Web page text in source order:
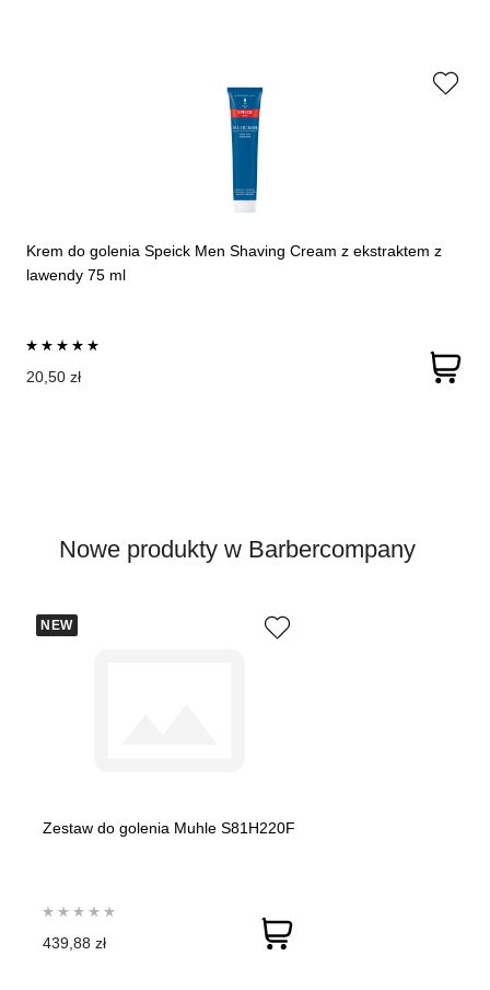
Krem do golenia Speick Men Shaving Cream z ekstraktem z
lawendy 75 ml
20,50 zł
Nowe produkty w Barbercompany
NEW
Zestaw do golenia Muhle S81H220F
439,88 zł